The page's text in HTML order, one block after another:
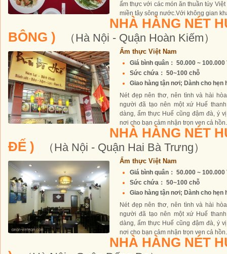
ẩm thực với các món ăn thuần túy
miền tây sông nước.Với không gian
NHÀ HÀNG NÉT
BÔNG )
（Hà Nội - Quận Hoàn Kiếm）
Ẩm thực Việt Nam
Giá bình quân： 50.000 ~ 100.000
Sức chứa： 50~100 chỗ
Giao hàng tận nơi; Dành cho hẹn
Nét đẹp nên thơ, nên tình và hài
người đã tạo nên một xứ Huế
dàng, ẩm thực Huế cũng đậm đà, ý
nơi cho bạn cảm nhận trọn vẹn cả
NHÀ HÀNG NÉT
ĐẾ )
（Hà Nội - Quận Hai Bà Trưng）
Ẩm thực Việt Nam
Giá bình quân： 50.000 ~ 100.000
Sức chứa： 50~100 chỗ
Giao hàng tận nơi; Dành cho hẹn
Nét đẹp nên thơ, nên tình và hài
người đã tạo nên một xứ Huế
dàng, ẩm thực Huế cũng đậm đà, ý
nơi cho bạn cảm nhận trọn vẹn cả
NHÀ HÀNG NÉT